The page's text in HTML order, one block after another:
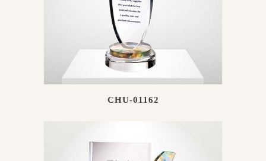
CHU-01162